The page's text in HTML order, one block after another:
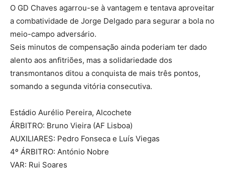
O GD Chaves agarrou-se à vantagem e tentava aproveitar
a combatividade de Jorge Delgado para segurar a bola no
meio-campo adversário.
Seis minutos de compensação ainda poderiam ter dado
alento aos anfitriões, mas a solidariedade dos
transmontanos ditou a conquista de mais três pontos,
somando a segunda vitória consecutiva.
Estádio Aurélio Pereira, Alcochete
ÁRBITRO: Bruno Vieira (AF Lisboa)
AUXILIARES: Pedro Fonseca e Luís Viegas
4º ÁRBITRO: António Nobre
VAR: Rui Soares